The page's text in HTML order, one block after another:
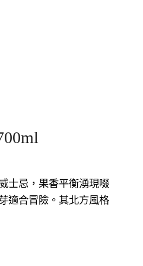
士忌，果香平衡湧現啜
適合冒險。其北方風格